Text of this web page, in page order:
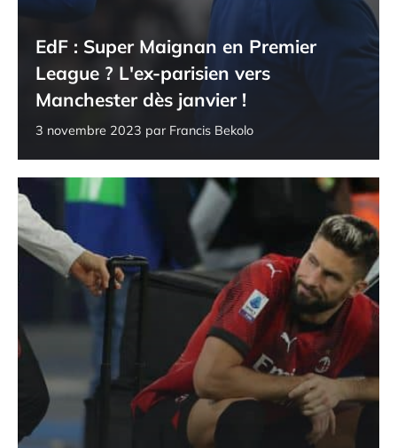
EdF : Super Maignan en Premier
League ? L'ex-parisien vers
Manchester dès janvier !
3 novembre 2023 par Francis Bekolo